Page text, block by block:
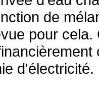
de
pour
d'électricité.